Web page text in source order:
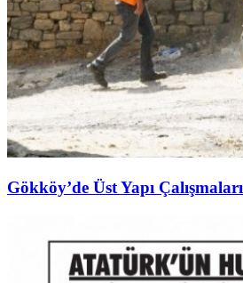
Gökköy’de Üst Yapı